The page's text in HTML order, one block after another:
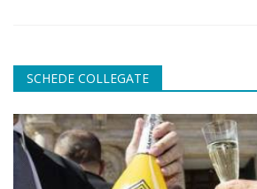
SCHEDE COLLEGATE